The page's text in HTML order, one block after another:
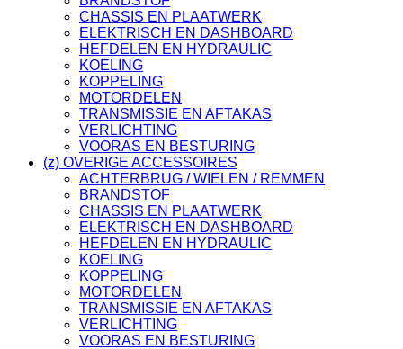
CHASSIS EN PLAATWERK
ELEKTRISCH EN DASHBOARD
HEFDELEN EN HYDRAULIC
KOELING
KOPPELING
MOTORDELEN
TRANSMISSIE EN AFTAKAS
VERLICHTING
VOORAS EN BESTURING
(z) OVERIGE ACCESSOIRES
ACHTERBRUG / WIELEN / REMMEN
BRANDSTOF
CHASSIS EN PLAATWERK
ELEKTRISCH EN DASHBOARD
HEFDELEN EN HYDRAULIC
KOELING
KOPPELING
MOTORDELEN
TRANSMISSIE EN AFTAKAS
VERLICHTING
VOORAS EN BESTURING